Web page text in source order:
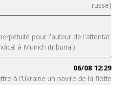
russe)
pour l'auteur de l'attentat
à Munich (tribunal)
06/08 12:29
à l'Ukraine un navire de la flotte